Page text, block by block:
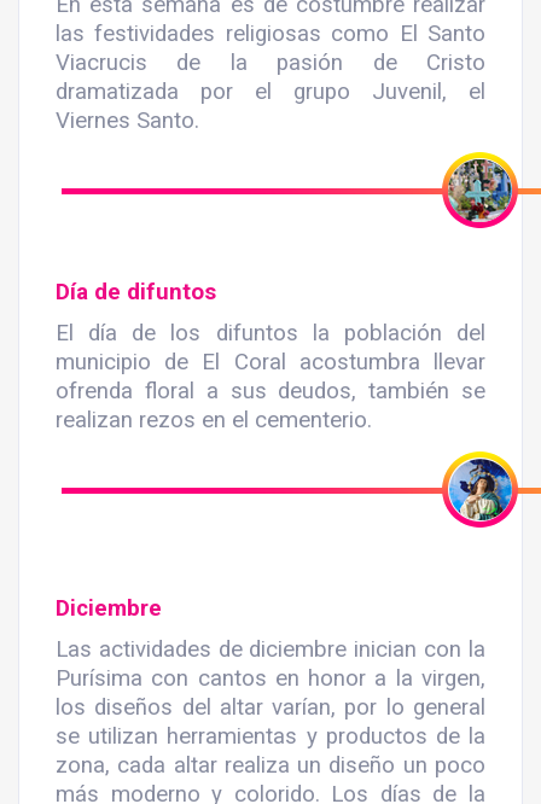
las festividades religiosas como El Santo
Viacrucis de la pasión de Cristo
dramatizada por el grupo Juvenil, el
Viernes Santo.
Día de difuntos
El día de los difuntos la población del
municipio de El Coral acostumbra llevar
ofrenda floral a sus deudos, también se
realizan rezos en el cementerio.
Diciembre
Las actividades de diciembre inician con la
Purísima con cantos en honor a la virgen,
los diseños del altar varían, por lo general
se utilizan herramientas y productos de la
zona, cada altar realiza un diseño un poco
más moderno y colorido. Los días de la